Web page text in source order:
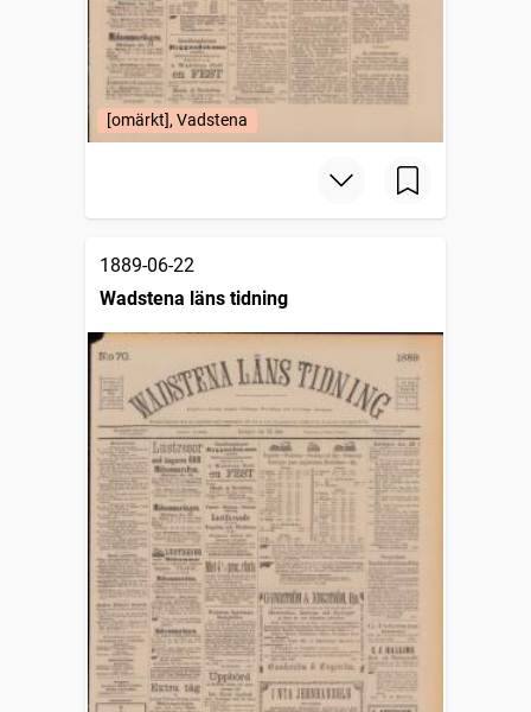
[omärkt], Vadstena
1889-06-22
Wadstena läns tidning